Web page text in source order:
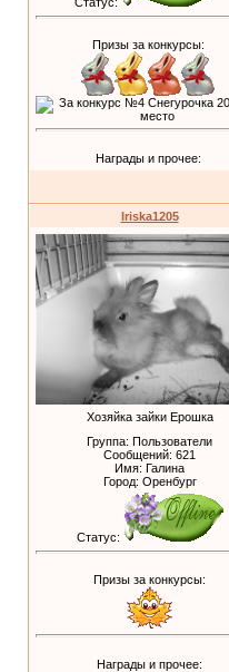
Призы за конкурсы:
Награды и прочее:
Iriska1205
Хозяйка зайки Ерошка
Группа: Пользователи
Сообщений: 621
Имя: Галина
Город: Оренбург
Статус:
Призы за конкурсы:
Награды и прочее: